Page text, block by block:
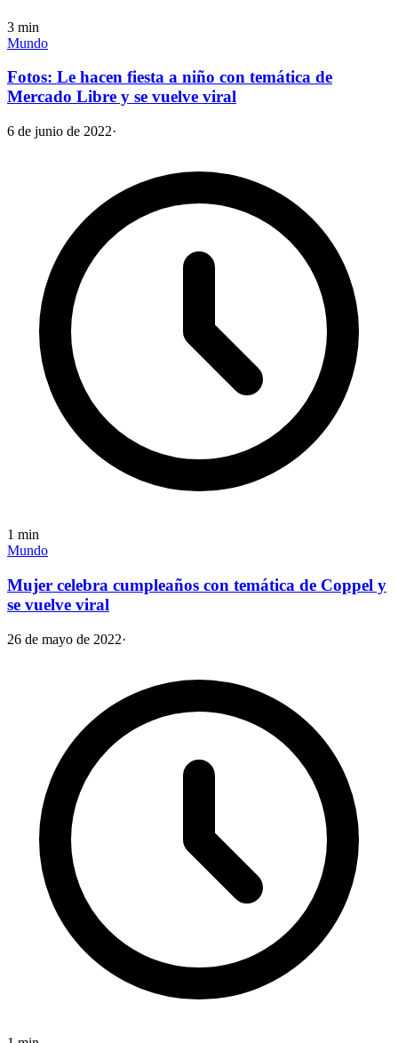
3 min
Mundo
Fotos: Le hacen fiesta a niño con temática de
Mercado Libre y se vuelve viral
6 de junio de 2022·
1 min
Mundo
Mujer celebra cumpleaños con temática de Coppel y
se vuelve viral
26 de mayo de 2022·